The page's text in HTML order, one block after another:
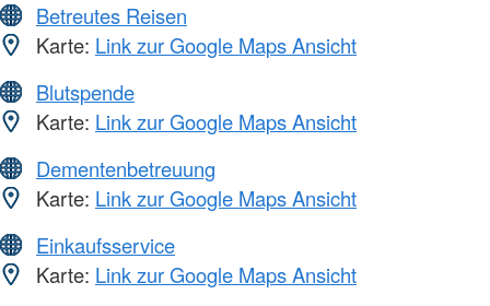
Betreutes Reisen
Karte: Link zur Google Maps Ansicht
Blutspende
Karte: Link zur Google Maps Ansicht
Dementenbetreuung
Karte: Link zur Google Maps Ansicht
Einkaufsservice
Karte: Link zur Google Maps Ansicht